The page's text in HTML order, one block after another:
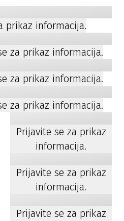
prikaz informacija.
za prikaz informacija.
za prikaz informacija.
za prikaz informacija.
Prijavite se za prikaz
informacija.
Prijavite se za prikaz
informacija.
Prijavite se za prikaz